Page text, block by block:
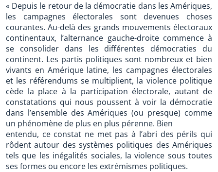
« Depuis le retour de la démocratie dans les Amériques,
les campagnes électorales sont devenues choses
courantes. Au-delà des grands mouvements électoraux
continentaux, l’alternance gauche-droite commence à
se consolider dans les différentes démocraties du
continent. Les partis politiques sont nombreux et bien
vivants en Amérique latine, les campagnes électorales
et les référendums se multiplient, la violence politique
cède la place à la participation électorale, autant de
constatations qui nous poussent à voir la démocratie
dans l’ensemble des Amériques (ou presque) comme
un phénomène de plus en plus pérenne. Bien
entendu, ce constat ne met pas à l’abri des périls qui
rôdent autour des systèmes politiques des Amériques
tels que les inégalités sociales, la violence sous toutes
ses formes ou encore les extrémismes politiques.